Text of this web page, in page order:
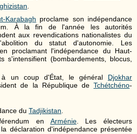
Karabagh proclame son indépendance
À la fin de l'année les autorités
aux revendications nationalistes du
du statut d'autonomie. Les
proclamant l'indépendance du Haut-
s'intensifient (bombardements, blocus,
un coup d'État, le général Djokhar
de la République de Tchétchéno-
du Tadjikistan.
en Arménie. Les électeurs
déclaration d'indépendance présentée